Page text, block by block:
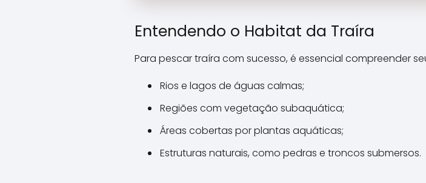
Entendendo o Habitat da Traíra
Para pescar traíra com sucesso, é essencial compreender
Rios e lagos de águas calmas;
Regiões com vegetação subaquática;
Áreas cobertas por plantas aquáticas;
Estruturas naturais, como pedras e troncos submersos.